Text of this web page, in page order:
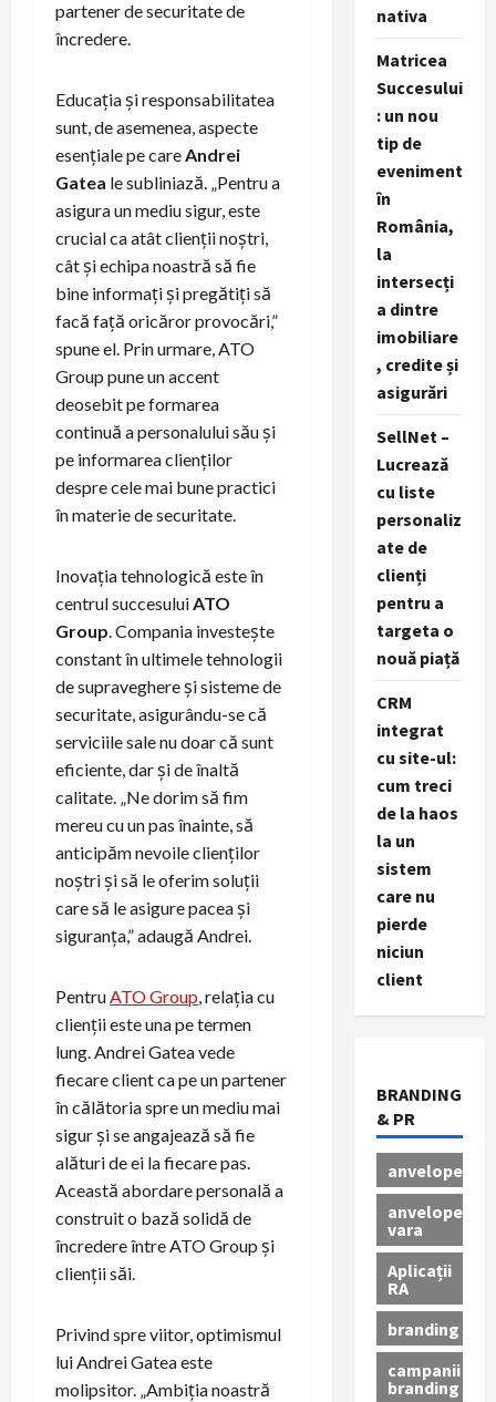
partener de securitate de
încredere.
Educația și responsabilitatea
sunt, de asemenea, aspecte
esențiale pe careAndrei
Gatea le subliniază. „Pentru a
asigura un mediu sigur, este
crucial ca atât clienții noștri,
cât și echipa noastră să fie
bine informați și pregătiți să
facă față oricăror provocări,”
spune el. Prin urmare, ATO
Group pune un accent
deosebit pe formarea
continuă a personalului său și
pe informarea clienților
despre cele mai bune practici
în materie de securitate.
Inovația tehnologică este în
centrul succesuluiATO
Group. Compania investește
constant în ultimele tehnologii
de supraveghere și sisteme de
securitate, asigurându-se că
serviciile sale nu doar că sunt
eficiente, dar și de înaltă
calitate. „Ne dorim să fim
mereu cu un pas înainte, să
anticipăm nevoile clienților
noștri și să le oferim soluții
care să le asigure pacea și
siguranța,” adaugă Andrei.
PentruATO Group, relația cu
clienții este una pe termen
lung. Andrei Gatea vede
fiecare client ca pe un partener
în călătoria spre un mediu mai
sigur și se angajează să fie
alături de ei la fiecare pas.
Această abordare personală a
construit o bază solidă de
încredere între ATO Group și
clienții săi.
Privind spre viitor, optimismul
lui Andrei Gatea este
molipsitor. „Ambiția noastră
nativa
Matricea
Succesului
: un nou
tip de
eveniment
în
România,
la
intersecți
a dintre
imobiliare
, credite și
asigurări
SellNet –
Lucrează
cu liste
personaliz
ate de
clienți
pentru a
targeta o
nouă piață
CRM
integrat
cu site-ul:
cum treci
de la haos
la un
sistem
care nu
pierde
niciun
client
BRANDING
& PR
anvelope
anvelope
vara
Aplicații
RA
branding
campanii
branding